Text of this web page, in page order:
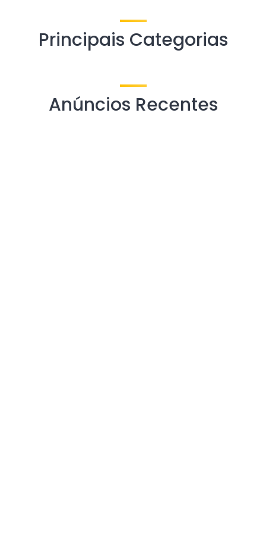
Principais Categorias
Anúncios Recentes